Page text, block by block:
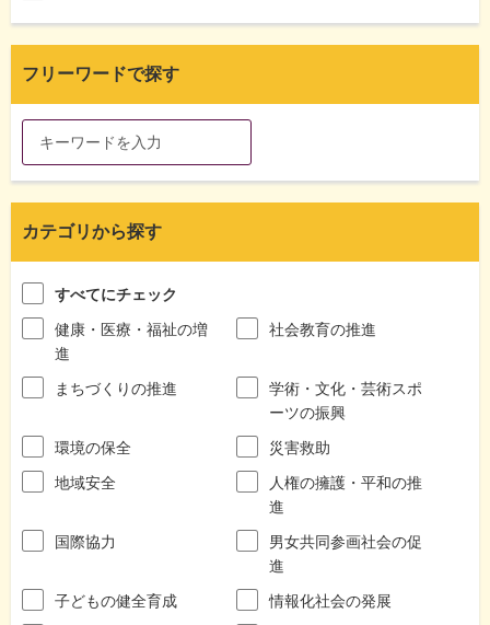
フリーワードで探す
カテゴリから探す
すべてにチェック
健康・医療・福祉の増
進
社会教育の推進
まちづくりの推進
学術・文化・芸術スポ
ーツの振興
環境の保全
災害救助
地域安全
人権の擁護・平和の推
進
国際協力
男女共同参画社会の促
進
子どもの健全育成
情報化社会の発展